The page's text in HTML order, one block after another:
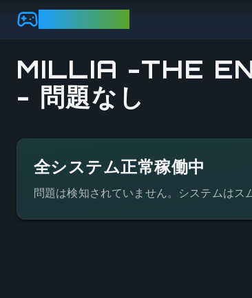
Skip to main content
MILLIA -THE
- 問題なし
全システム正常稼働中
問題は検知されていません。システムはス